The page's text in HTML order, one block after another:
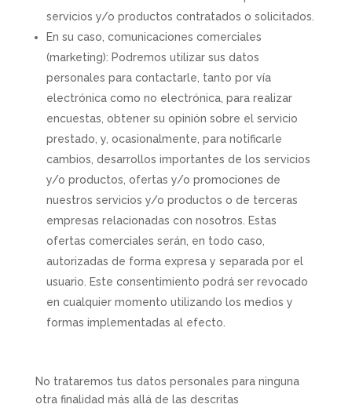
servicios y/o productos contratados o solicitados.
En su caso, comunicaciones comerciales
(marketing): Podremos utilizar sus datos
personales para contactarle, tanto por vía
electrónica como no electrónica, para realizar
encuestas, obtener su opinión sobre el servicio
prestado, y, ocasionalmente, para notificarle
cambios, desarrollos importantes de los servicios
y/o productos, ofertas y/o promociones de
nuestros servicios y/o productos o de terceras
empresas relacionadas con nosotros. Estas
ofertas comerciales serán, en todo caso,
autorizadas de forma expresa y separada por el
usuario. Este consentimiento podrá ser revocado
en cualquier momento utilizando los medios y
formas implementadas al efecto.
No trataremos tus datos personales para ninguna
otra finalidad más allá de las descritas